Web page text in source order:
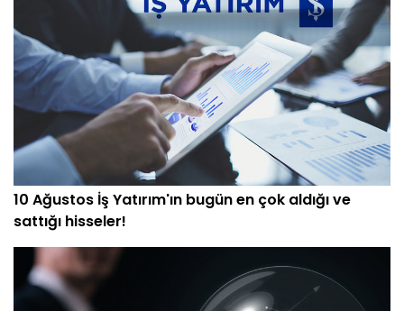
10 Ağustos İş Yatırım'ın bugün en çok aldığı ve
sattığı hisseler!